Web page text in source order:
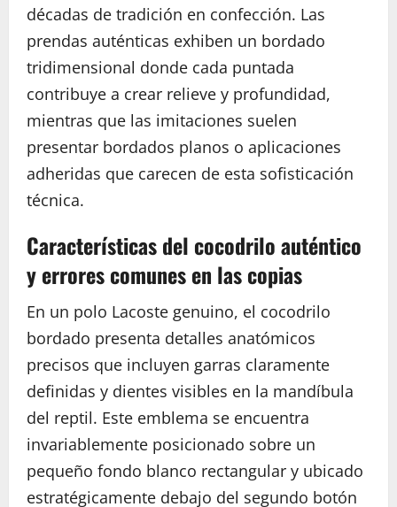
décadas de tradición en confección. Las
prendas auténticas exhiben un bordado
tridimensional donde cada puntada
contribuye a crear relieve y profundidad,
mientras que las imitaciones suelen
presentar bordados planos o aplicaciones
adheridas que carecen de esta sofisticación
técnica.
Características del cocodrilo auténtico
y errores comunes en las copias
En un polo Lacoste genuino, el cocodrilo
bordado presenta detalles anatómicos
precisos que incluyen garras claramente
definidas y dientes visibles en la mandíbula
del reptil. Este emblema se encuentra
invariablemente posicionado sobre un
pequeño fondo blanco rectangular y ubicado
estratégicamente debajo del segundo botón